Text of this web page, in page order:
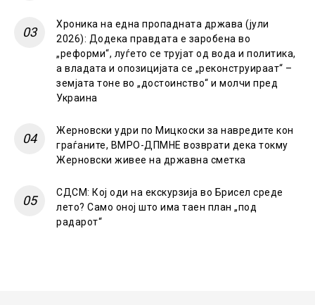
Хроника на една пропадната држава (јули
2026): Додека правдата е заробена во
„реформи“, луѓето се трујат од вода и политика,
а владата и опозицијата се „реконструираат“ –
земјата тоне во „достоинство“ и молчи пред
Украина
Жерновски удри по Мицкоски за навредите кон
граѓаните, ВМРО-ДПМНЕ возврати дека токму
Жерновски живее на државна сметка
СДСМ: Кој оди на екскурзија во Брисел среде
лето? Само оној што има таен план „под
радарот“